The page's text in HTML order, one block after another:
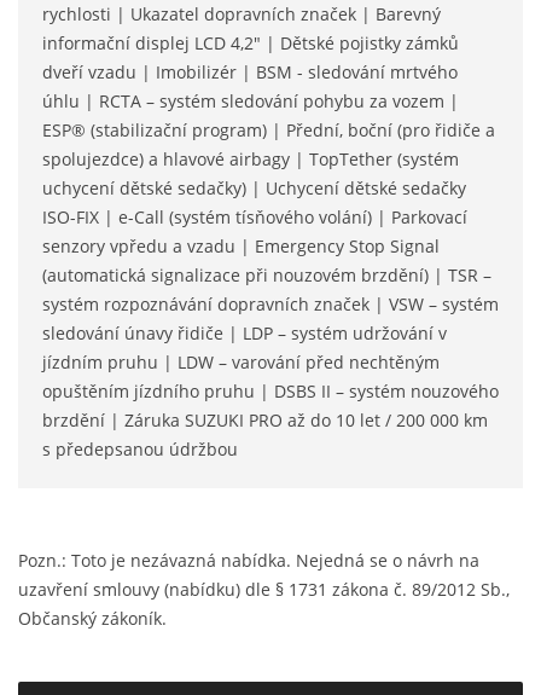
rychlosti | Ukazatel dopravních značek | Barevný
informační displej LCD 4,2" | Dětské pojistky zámků
dveří vzadu | Imobilizér | BSM - sledování mrtvého
úhlu | RCTA – systém sledování pohybu za vozem |
ESP® (stabilizační program) | Přední, boční (pro řidiče a
spolujezdce) a hlavové airbagy | TopTether (systém
uchycení dětské sedačky) | Uchycení dětské sedačky
ISO-FIX | e-Call (systém tísňového volání) | Parkovací
senzory vpředu a vzadu | Emergency Stop Signal
(automatická signalizace při nouzovém brzdění) | TSR –
systém rozpoznávání dopravních značek | VSW – systém
sledování únavy řidiče | LDP – systém udržování v
jízdním pruhu | LDW – varování před nechtěným
opuštěním jízdního pruhu | DSBS II – systém nouzového
brzdění | Záruka SUZUKI PRO až do 10 let / 200 000 km
s předepsanou údržbou
Pozn.: Toto je nezávazná nabídka. Nejedná se o návrh na
uzavření smlouvy (nabídku) dle § 1731 zákona č. 89/2012 Sb.,
Občanský zákoník.